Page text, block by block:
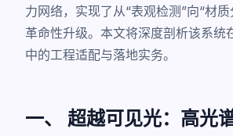
力网络，实现了从“表观检测”向“材
革命性升级。本文将深度剖析该系统
中的工程适配与落地实务。
一、 超越可见光：高光